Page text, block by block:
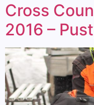
Cross
2016 –